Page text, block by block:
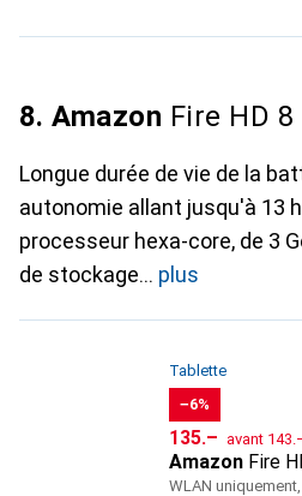
8. Amazon Fire HD
Longue durée de vie de la
autonomie allant jusqu'à 13
processeur hexa-core, de 3
de stockage
plus
Tablette
−6%
CHF
135.– avant CHF
Amazon Fire